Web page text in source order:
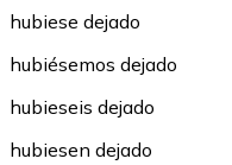
hubiese dejado
hubiésemos dejado
hubieseis dejado
hubiesen dejado